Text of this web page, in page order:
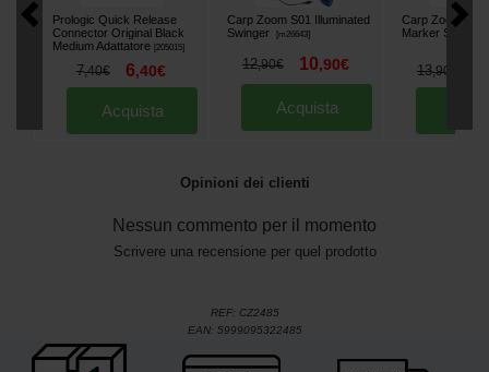
Prologic Quick Release
Connector Original Black
Medium Adattatore [205015]
7,40€ 6,40€
Acquista
Carp Zoom S01 Illuminated
Swinger
[m26643]
12,90€ 10,90€
Acquista
Carp Zoom
Marker Set
13,90
Opinioni dei clienti
Nessun commento per il momento
Scrivere una recensione per quel prodotto
REF: CZ2485
EAN: 5999095322485